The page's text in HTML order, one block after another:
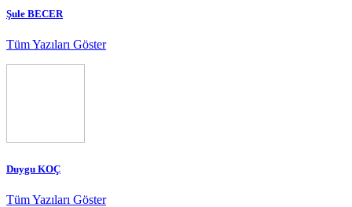
Şule BECER
Tüm Yazıları Göster
Duygu KOÇ
Tüm Yazıları Göster